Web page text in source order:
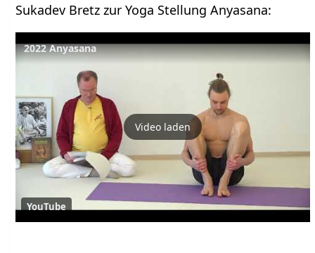
Sukadev Bretz zur Yoga Stellung Anyasana:
2022 Anyasana
Video laden
YouTube